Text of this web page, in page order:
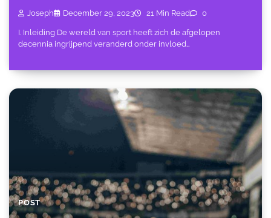
Joseph December 29, 2023 21 Min Read 0
I. Inleiding De wereld van sport heeft zich de afgelopen
decennia ingrijpend veranderd onder invloed…
POST